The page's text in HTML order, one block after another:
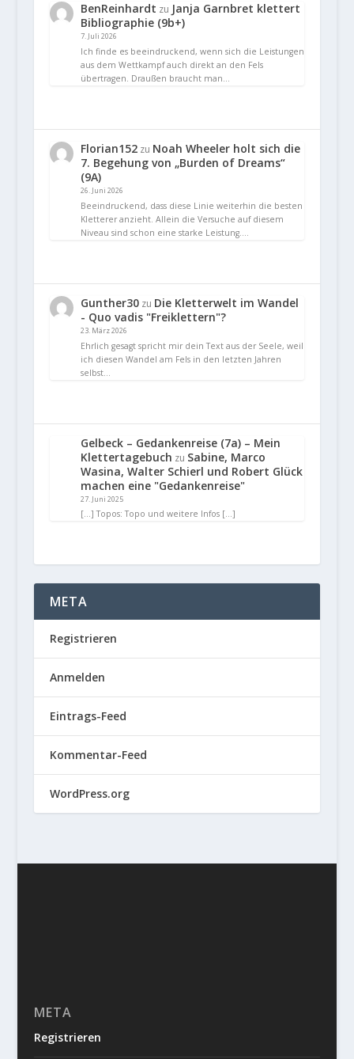
BenReinhardt zu Janja Garnbret klettert
Bibliographie (9b+)
7. Juli 2026
Ich finde es beeindruckend, wenn sich die Leistungen
aus dem Wettkampf auch direkt an den Fels
übertragen. Draußen braucht man…
Florian152zu Noah Wheeler holt sich die
7. Begehung von „Burden of Dreams“
(9A)
26. Juni 2026
Beeindruckend, dass diese Linie weiterhin die besten
Kletterer anzieht. Allein die Versuche auf diesem
Niveau sind schon eine starke Leistung.…
Gunther30zu Die Kletterwelt im Wandel
- Quo vadis "Freiklettern"?
23. März 2026
Ehrlich gesagt spricht mir dein Text aus der Seele, weil
ich diesen Wandel am Fels in den letzten Jahren
selbst…
Gelbeck – Gedankenreise (7a) – Mein
Klettertagebuch zu Sabine, Marco
Wasina, Walter Schierl und Robert Glück
machen eine "Gedankenreise"
27. Juni 2025
[…] Topos: Topo und weitere Infos […]
META
Registrieren
Anmelden
Eintrags-Feed
Kommentar-Feed
WordPress.org
META
Registrieren